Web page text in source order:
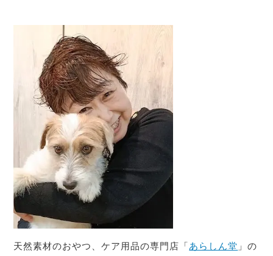
杯いれてください。 心地よいスモークの香りに
天然素材のおやつ、ケア用品の専門店「あらしん堂 」の